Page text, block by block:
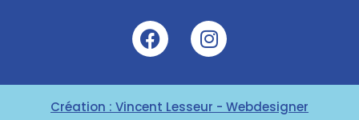
Création : Vincent Lesseur - Webdesigner